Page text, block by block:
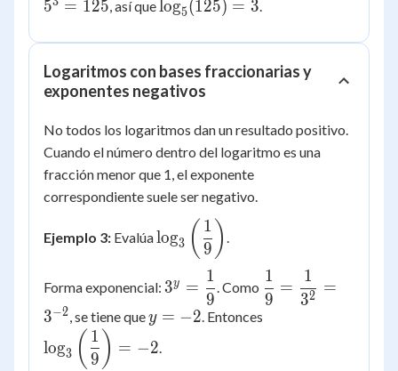
5 = 125, así que \log_5(125)
log5(125) = 3.
Logaritmos con bases fraccionarias y
exponentes negativos
No todos los logaritmos dan un resultado positivo.
Cuando el número dentro del logaritmo es una
fracción menor que 1, el exponente
correspondiente suele ser negativo.
Ejemplo 3: Evalúa\log_3\left(\dfrac{1}
{9}\right)
log3 ( 9
1 ).
Forma exponencial: 3^y =
\dfrac{1}
{9}
3y =
9
1
. Como \dfrac{1}
{9} =
9
1
=
32
1
=
3−2 , se tiene quey
-2
y = −2 . Entonces
log3 ( 9
1 ) = −2